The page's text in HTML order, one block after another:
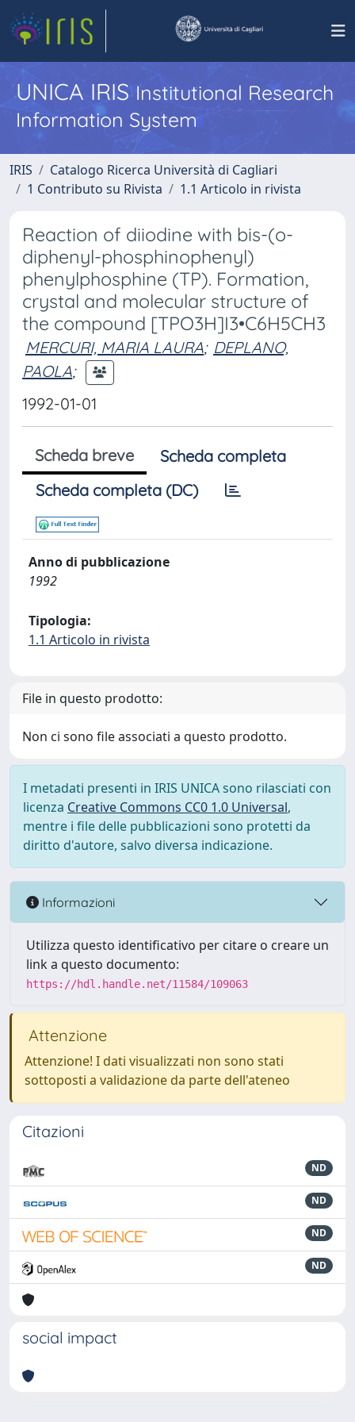
UNICA IRISInstitutional Research
Information System
IRIS
Catalogo Ricerca Università di Cagliari
1 Contributo su Rivista
1.1 Articolo in rivista
Reaction of diiodine with bis-(o-
diphenyl-phosphinophenyl)
phenylphosphine (TP). Formation,
crystal and molecular structure of
the compound [TPO3H]I3•C6H5CH3
MERCURI, MARIA LAURA; DEPLANO,
PAOLA;
1992-01-01
Scheda breve
Scheda completa
Scheda completa (DC)
Anno di pubblicazione
1992
Tipologia:
1.1 Articolo in rivista
File in questo prodotto:
Non ci sono file associati a questo prodotto.
I metadati presenti in IRIS UNICA sono rilasciati con
licenza Creative Commons CC0 1.0 Universal,
mentre i file delle pubblicazioni sono protetti da
diritto d'autore, salvo diversa indicazione.
Informazioni
Utilizza questo identificativo per citare o creare un
link a questo documento:
https://hdl.handle.net/11584/109063
Attenzione
Attenzione! I dati visualizzati non sono stati
sottoposti a validazione da parte dell'ateneo
Citazioni
ND
ND
ND
ND
social impact